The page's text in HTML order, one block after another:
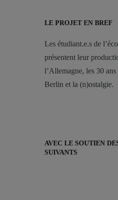
LE PROJET EN BREF
Les étudiant.e.s de
présentent leur
l’Allemagne, les 30 ans
Berlin et la (n)ostalgie.
AVEC LE SOUTIEN
SUIVANTS